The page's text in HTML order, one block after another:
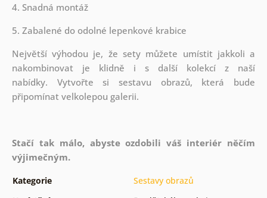
4. Snadná montáž
5. Zabalené do odolné lepenkové krabice
Největší výhodou je, že sety můžete umístit jakkoli a
nakombinovat je klidně i s další kolekcí z naší
nabídky. Vytvořte si sestavu obrazů, která bude
připomínat velkolepou galerii.
Stačí tak málo, abyste ozdobili váš interiér něčím
výjimečným.
Kategorie
Sestavy obrazů